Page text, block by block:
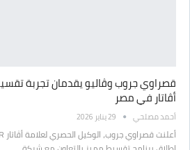
قصراوي جروب وڤاليو يقدمان تجربة
أڤاتار في مصر
أحمد مصلحي 29 يناير 2026